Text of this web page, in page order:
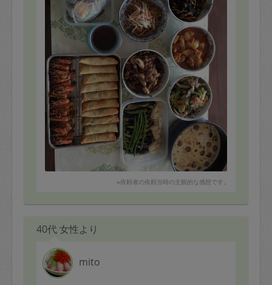
※依頼者の依頼当時の主観的な感想です。
40代 女性より
mito